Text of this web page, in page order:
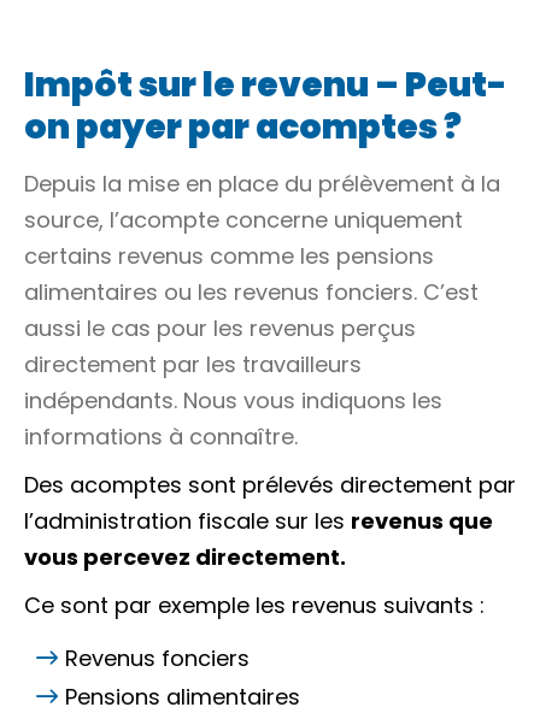
Impôt sur le revenu – Peut-
on payer par acomptes ?
Depuis la mise en place du prélèvement à la
source, l’acompte concerne uniquement
certains revenus comme les pensions
alimentaires ou les revenus fonciers. C’est
aussi le cas pour les revenus perçus
directement par les travailleurs
indépendants. Nous vous indiquons les
informations à connaître.
Des acomptes sont prélevés directement par
l’administration fiscale sur les revenus que
vous percevez directement.
Ce sont par exemple les revenus suivants :
Revenus fonciers
Pensions alimentaires